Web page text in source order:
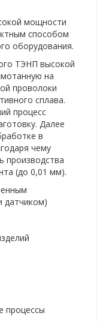
мощности
способом
оборудования.
ТЭНП высокой
на
проволоки
сплава.
процесс
Далее
в
чему
производства
(до 0,01 мм).
датчиком)
процессы